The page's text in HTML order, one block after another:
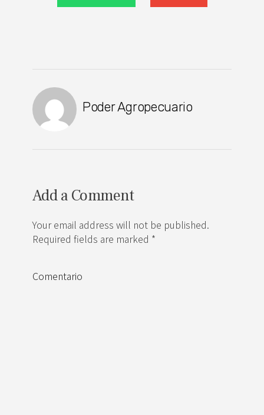
Poder Agropecuario
Add a Comment
Your email address will not be published.
Required fields are marked *
Comentario